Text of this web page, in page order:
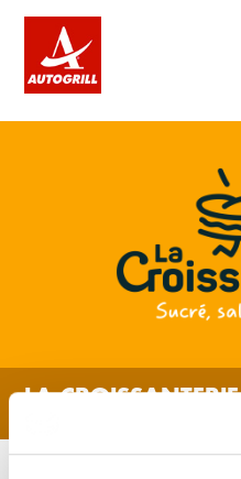
LA CROISSANTERIE